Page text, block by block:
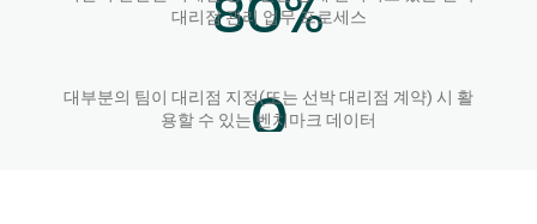
대리점 관리 업무 프로세스
0
대부분의 팀이 대리점 지정(또는 선박 대리점 계약) 시 활
용할 수 있는 벤치마크 데이터